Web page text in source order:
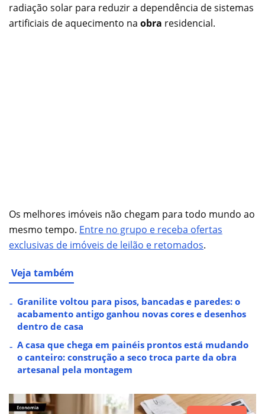
radiação solar para reduzir a dependência de sistemas
artificiais de aquecimento na obra residencial.
Os melhores imóveis não chegam para todo mundo ao
mesmo tempo. Entre no grupo e receba ofertas
exclusivas de imóveis de leilão e retomados.
Veja também
Granilite voltou para pisos, bancadas e paredes: o
acabamento antigo ganhou novas cores e desenhos
dentro de casa
A casa que chega em painéis prontos está mudando
o canteiro: construção a seco troca parte da obra
artesanal pela montagem